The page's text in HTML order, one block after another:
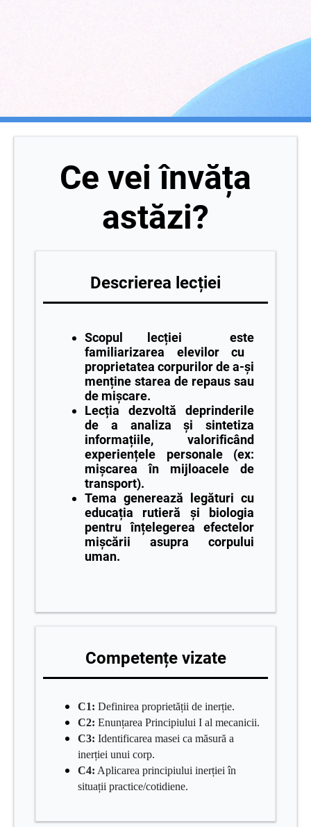
Ce vei învăța
astăzi?
Descrierea lecției
Scopul lecției este
familiarizarea elevilor cu
proprietatea corpurilor de a-și
menține starea de repaus sau
de mișcare.
Lecția dezvoltă deprinderile
de a analiza și sintetiza
informațiile, valorificând
experiențele personale (ex:
mișcarea în mijloacele de
transport).
Tema generează legături cu
educația rutieră și biologia
pentru înțelegerea efectelor
mișcării asupra corpului
uman.
Competențe vizate
C1: Definirea proprietății de inerție.
C2: Enunțarea Principiului I al mecanicii.
C3: Identificarea masei ca măsură a
inerției unui corp.
C4: Aplicarea principiului inerției în
situații practice/cotidiene.